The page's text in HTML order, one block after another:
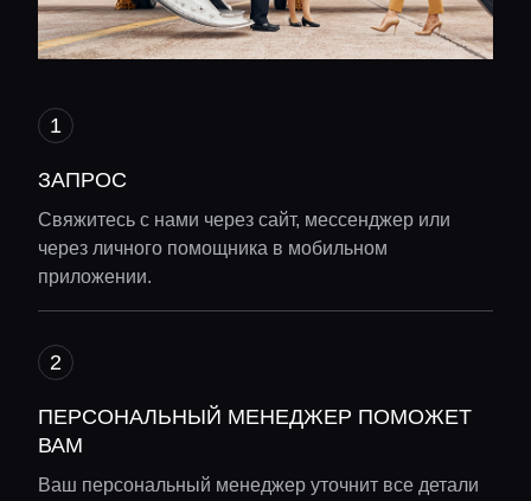
ЗАПРОС
Свяжитесь с нами через сайт, мессенджер или
через личного помощника в мобильном
приложении.
ПЕРСОНАЛЬНЫЙ МЕНЕДЖЕР ПОМОЖЕТ
ВАМ
Ваш персональный менеджер уточнит все детали